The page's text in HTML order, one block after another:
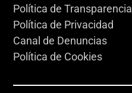
Política de Transparencia
Política de Privacidad
Canal de Denuncias
Política de Cookies